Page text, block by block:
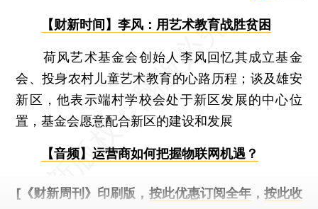
【财新时间】李风：用艺术教育战胜贫困
荷风艺术基金会创始人李风回忆其成立基金
会、投身农村儿童艺术教育的心路历程；谈及雄安
新区，他表示端村学校会处于新区发展的中心位
置，基金会愿意配合新区的建设和发展
【音频】运营商如何把握物联网机遇？
[《财新周刊》印刷版， 按此优惠订阅全年， 按此收